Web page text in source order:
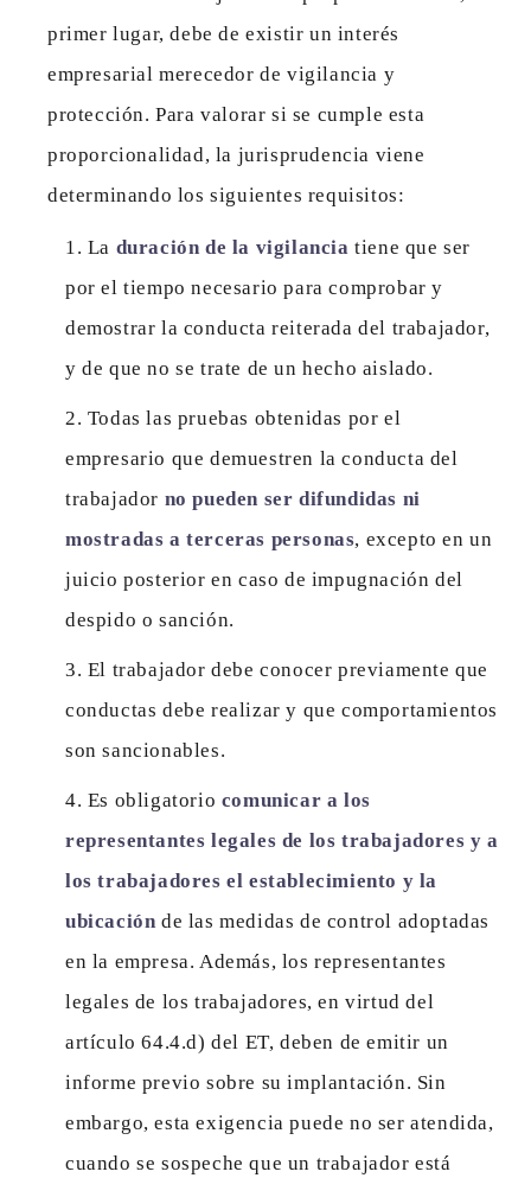
primer lugar, debe de existir un interés
empresarial merecedor de vigilancia y
protección. Para valorar si se cumple esta
proporcionalidad, la jurisprudencia viene
determinando los siguientes requisitos:
La duración de la vigilancia tiene que ser
por el tiempo necesario para comprobar y
demostrar la conducta reiterada del trabajador,
y de que no se trate de un hecho aislado.
Todas las pruebas obtenidas por el
empresario que demuestren la conducta del
trabajador no pueden ser difundidas ni
mostradas a terceras personas, excepto en un
juicio posterior en caso de impugnación del
despido o sanción.
El trabajador debe conocer previamente que
conductas debe realizar y que comportamientos
son sancionables.
Es obligatorio comunicar a los
representantes legales de los trabajadores y a
los trabajadores el establecimiento y la
ubicación de las medidas de control adoptadas
en la empresa. Además, los representantes
legales de los trabajadores, en virtud del
artículo 64.4.d) del ET, deben de emitir un
informe previo sobre su implantación. Sin
embargo, esta exigencia puede no ser atendida,
cuando se sospeche que un trabajador está